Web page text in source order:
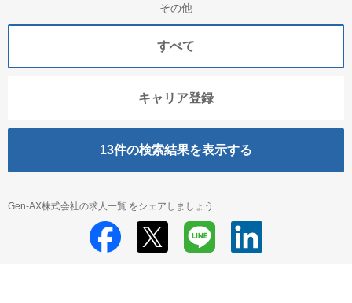
その他
すべて
キャリア登録
13件の検索結果を表示する
Gen-AX株式会社の求人一覧 をシェアしましょう